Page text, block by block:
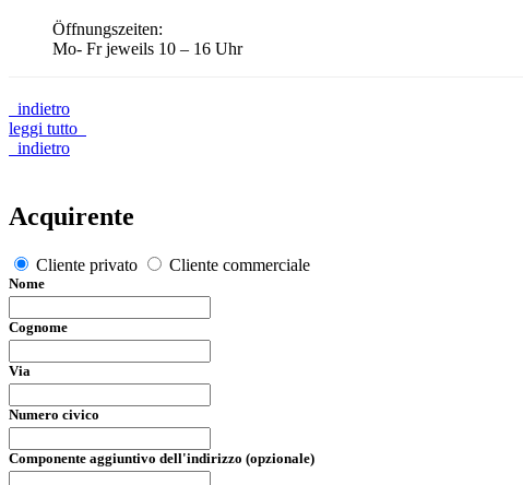
Öffnungszeiten:
Mo- Fr jeweils 10 – 16 Uhr
indietro
leggi tutto
indietro
Acquirente
Cliente privato Cliente commerciale
Nome
Cognome
Via
Numero civico
Componente aggiuntivo dell'indirizzo (opzionale)